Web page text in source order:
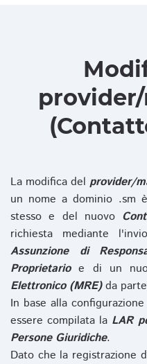
La modifica del provider/
un nome a dominio .sm
stesso e del nuovo
richiesta mediante
Assunzione di
Proprietarioe di un
Elettronico (MRE)da
In base alla
essere compilata la LAR
Persone Giuridiche.
Dato che la registrazione